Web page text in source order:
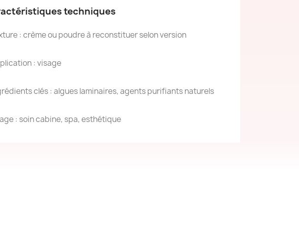
techniques
: crème ou poudre à reconstituer selon version
: visage
clés : algues laminaires, agents purifiants naturels
: soin cabine, spa, esthétique